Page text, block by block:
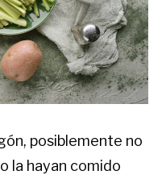
posiblemente no
la hayan comido